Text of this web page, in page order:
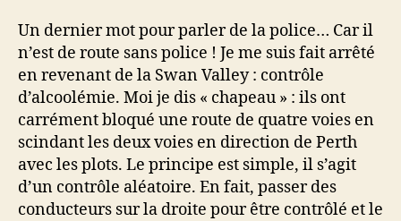
Un dernier mot pour parler de la police… Car il
n’est de route sans police ! Je me suis fait arrêté
en revenant de la Swan Valley : contrôle
d’alcoolémie. Moi je dis « chapeau » : ils ont
carrément bloqué une route de quatre voies en
scindant les deux voies en direction de Perth
avec les plots. Le principe est simple, il s’agit
d’un contrôle aléatoire. En fait, passer des
conducteurs sur la droite pour être contrôlé et le